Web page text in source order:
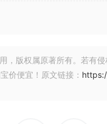
12 在搭载 Apple 芯
找、编辑和同步内容
，版权属原著所有。若有
价便宜！原文链接：